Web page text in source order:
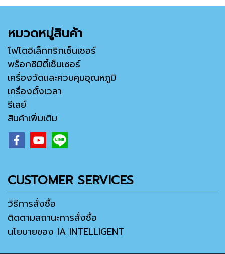
หมวดหมู่สินค้า
โฟโตอิเล็กทริกเซ็นเซอร์
พร็อกซิมิตี้เซ็นเซอร์
เครื่องวัดและควบคุมอุณหภูมิ
เครื่องตั้งเวลา
รีเลย์
สินค้าเพิ่มเติม
CUSTOMER SERVICES
วิธีการสั่งซื้อ
ติดตามสถานะการสั่งซื้อ
นโยบายของ IA INTELLIGENT